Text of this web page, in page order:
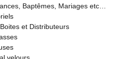
Baptêmes, Mariages etc…
et Distributeurs
velours